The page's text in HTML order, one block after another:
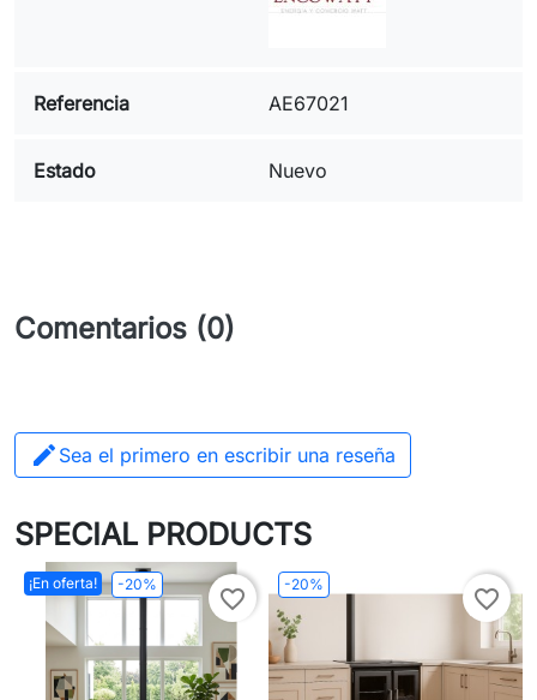
Referencia AE67021
Estado Nuevo
Comentarios (0)
 Sea el primero en escribir una reseña
SPECIAL PRODUCTS
¡En oferta! -20%
favorite_border
-20%
favorite_border